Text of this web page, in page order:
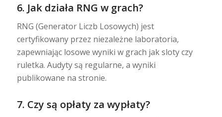
6. Jak działa RNG w grach?
RNG (Generator Liczb Losowych) jest
certyfikowany przez niezależne laboratoria,
zapewniając losowe wyniki w grach jak sloty czy
ruletka. Audyty są regularne, a wyniki
publikowane na stronie.
7. Czy są opłaty za wypłaty?